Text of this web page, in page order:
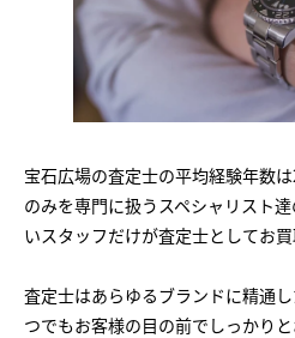
宝石広場の査定士の平均経験年数
のみを専門に扱うスペシャリスト
いスタッフだけが査定士としてお買
査定士はあらゆるブランドに精通
つでもお客様の目の前でしっかりと